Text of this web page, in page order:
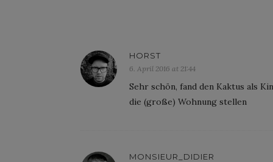
HORST
6. April 2016 at 21:44
Sehr schön, fand den Kaktus als
die (große) Wohnung stellen
MONSIEUR_DIDIER